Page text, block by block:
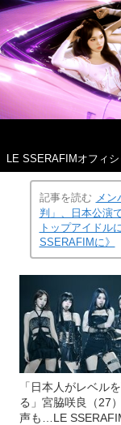
LE SSERAFIMオフィ
記事を読む メ
判」、日本公演
トップアイドル
SSERAFIMに》
「日本人がレベル
る」宮脇咲良（27
声も…LE